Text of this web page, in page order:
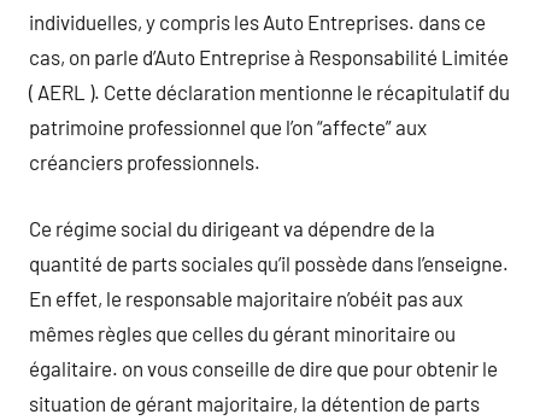
individuelles, y compris les Auto Entreprises. dans ce
cas, on parle d’Auto Entreprise à Responsabilité Limitée
( AERL ). Cette déclaration mentionne le récapitulatif du
patrimoine professionnel que l’on “affecte” aux
créanciers professionnels.
Ce régime social du dirigeant va dépendre de la
quantité de parts sociales qu’il possède dans l’enseigne.
En effet, le responsable majoritaire n’obéit pas aux
mêmes règles que celles du gérant minoritaire ou
égalitaire. on vous conseille de dire que pour obtenir le
situation de gérant majoritaire, la détention de parts